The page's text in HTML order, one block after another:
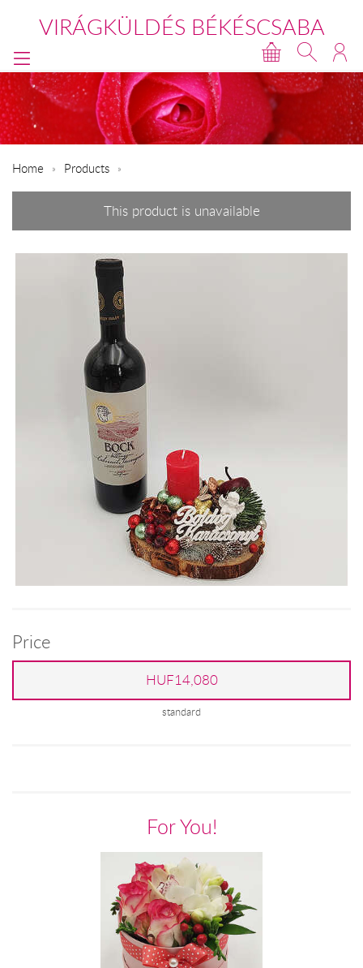
VIRÁGKÜLDÉS BÉKÉSCSABA
Home Products
This product is unavailable
Price
HUF14,080
standard
For You!